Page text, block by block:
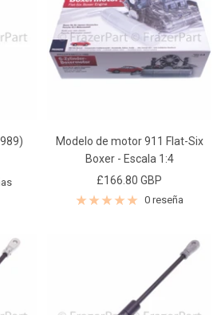
Modelo de motor 911 Flat-Six
Boxer - Escala 1:4
Precio
de
£166.80 GBP
0 reseña